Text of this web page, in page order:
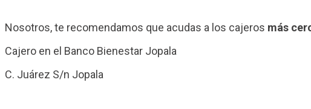
Nosotros, te recomendamos que acudas a los cajeros más
Cajero en el Banco Bienestar Jopala
C. Juárez S/n Jopala